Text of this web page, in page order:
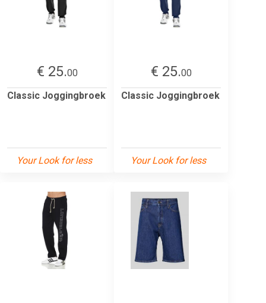
€ 25.00
Classic Joggingbroek
Your Look for less
€ 25.00
Classic Joggingbroek
Your Look for less